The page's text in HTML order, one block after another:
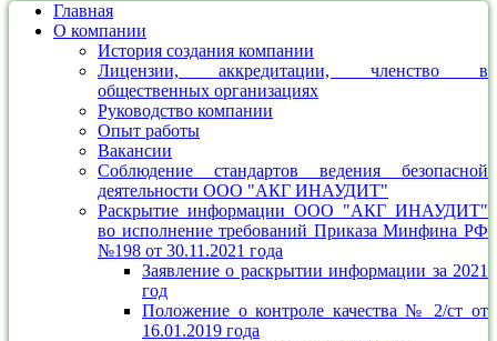
Главная
О компании
История создания компании
Лицензии, аккредитации, членство в
общественных организациях
Руководство компании
Опыт работы
Вакансии
Соблюдение стандартов ведения безопасной
деятельности ООО "АКГ ИНАУДИТ"
Раскрытие информации ООО "АКГ ИНАУДИТ"
во исполнение требований Приказа Минфина РФ
№198 от 30.11.2021 года
Заявление о раскрытии информации за 2021
год
Положение о контроле качества № 2/ст от
16.01.2019 года